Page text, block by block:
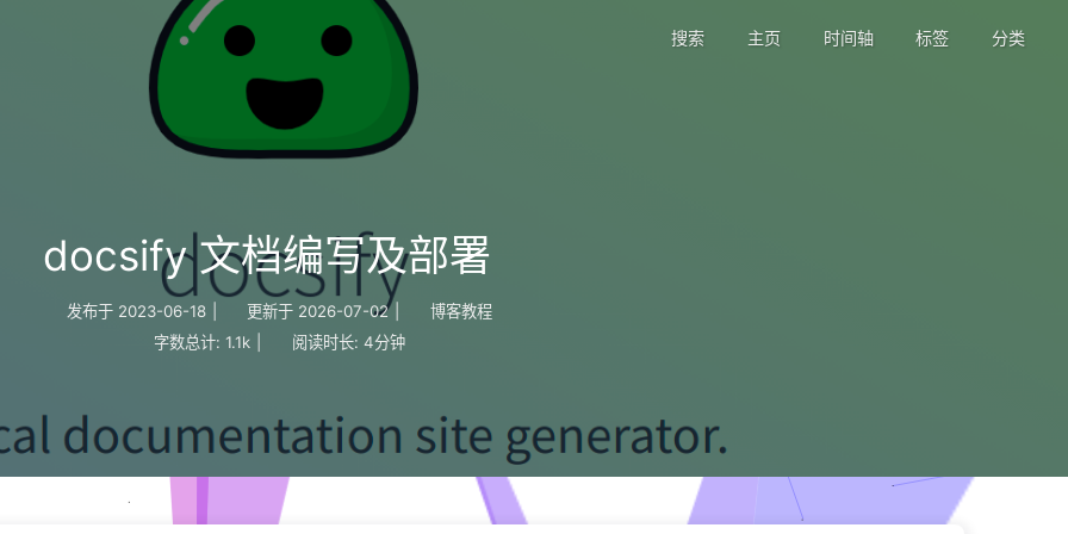
搜索 主页 时间轴 标签 分类
docsify 文档编写及部署
发布于 2023-06-18 更新于 2026-07-02
博客教程
字数总计: 1.1k 阅读时长: 4分钟